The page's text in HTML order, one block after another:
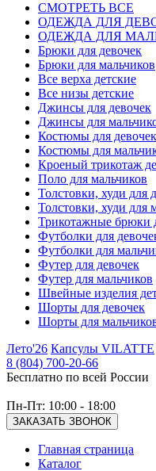
СМОТРЕТЬ ВСЕ
ОДЕЖДА ДЛЯ
ОДЕЖДА ДЛЯ
Брюки для девочек
Брюки для мальчиков
Все верха детские
Все низы детские
Джинсы для девочек
Джинсы для
Костюмы для девочек
Костюмы для
Кроеный трикотаж
Поло для мальчиков
Толстовки, худи для
Толстовки, худи для
Трикотажные брюки
Футболки для
Футболки для
Футер для девочек
Футер для мальчиков
Швейные изделия
Шорты для девочек
Шорты для
Лето'26 Капсулы VILATTE
8 (804) 700-20-66
Бесплатно по всей России
Пн-Пт: 10:00 - 18:00
ЗАКАЗАТЬ ЗВОНОК
Главная страница
Каталог